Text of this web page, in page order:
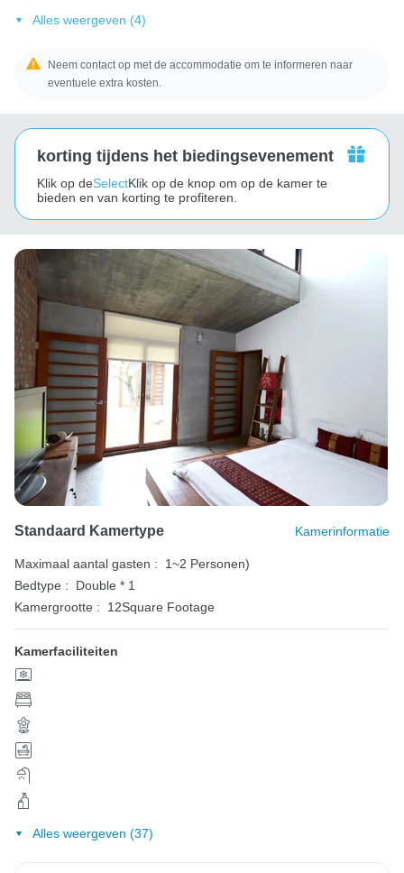
Alles weergeven (4)
Neem contact op met de accommodatie om te informeren naar
eventuele extra kosten.
korting tijdens het biedingsevenement
Klik op deSelectKlik op de knop om op de kamer te
bieden en van korting te profiteren.
Standaard Kamertype Kamerinformatie
Maximaal aantal gasten :
1~2 Personen)
Bedtype :
Double * 1
Kamergrootte :
12Square Footage
Kamerfaciliteiten
Alles weergeven (37)